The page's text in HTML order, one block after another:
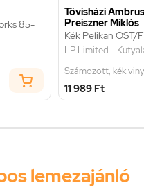
85-
Tövisházi
Preiszner Miklós
Kék Pelikan OST/
LP Limited -
Számozott, kék
11 989 Ft
lemezajánló